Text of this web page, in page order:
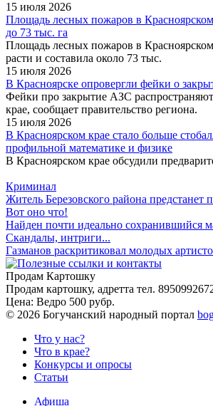
15 июля 2026
Площадь лесных пожаров в
до 73 тыс. га
Площадь лесных пожаров в Красноярском
расти и составила около 73 тыс.
15 июля 2026
В Красноярске опровергли фейки о
Фейки про закрытие АЗС
крае, сообщает правительство региона.
15 июля 2026
В Красноярском крае стало больше
профильной математике и физике
В Красноярском крае обсудили
Криминал
Житель Березовского района предстанет
Вот оно что!
Найден почти идеально сохранившийся
Скандалы, интриги...
Газманов раскритиковал молодых
Продам Картошку
Продам картошку, адретта тел.
Цена: Ведро 500 рубр.
© 2026 Богучанский народный портал
Что у нас?
Что в крае?
Конкурсы и опросы
Статьи
Афиша